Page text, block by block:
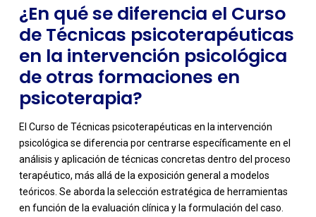
¿En qué se diferencia el Curso
de Técnicas psicoterapéuticas
en la intervención psicológica
de otras formaciones en
psicoterapia?
El Curso de Técnicas psicoterapéuticas en la intervención
psicológica se diferencia por centrarse específicamente en el
análisis y aplicación de técnicas concretas dentro del proceso
terapéutico, más allá de la exposición general a modelos
teóricos. Se aborda la selección estratégica de herramientas
en función de la evaluación clínica y la formulación del caso.